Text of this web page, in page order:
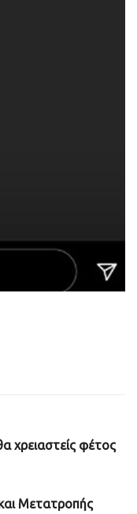
χρειαστείς φέτος
Μετατροπής